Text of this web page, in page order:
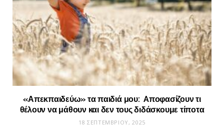
«Απεκπαιδεύω» τα παιδιά μου: Aποφασίζουν τι
θέλουν να μάθουν και δεν τους διδάσκουμε τίποτα
18 ΣΕΠΤΕΜΒΡΊΟΥ, 2025